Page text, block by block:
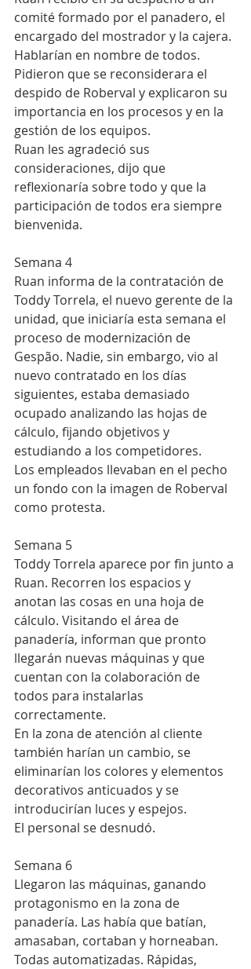
comité formado por el panadero, el
encargado del mostrador y la cajera.
Hablarían en nombre de todos.
Pidieron que se reconsiderara el
despido de Roberval y explicaron su
importancia en los procesos y en la
gestión de los equipos.
Ruan les agradeció sus
consideraciones, dijo que
reflexionaría sobre todo y que la
participación de todos era siempre
bienvenida.
Semana 4
Ruan informa de la contratación de
Toddy Torrela, el nuevo gerente de la
unidad, que iniciaría esta semana el
proceso de modernización de
Gespão. Nadie, sin embargo, vio al
nuevo contratado en los días
siguientes, estaba demasiado
ocupado analizando las hojas de
cálculo, fijando objetivos y
estudiando a los competidores.
Los empleados llevaban en el pecho
un fondo con la imagen de Roberval
como protesta.
Semana 5
Toddy Torrela aparece por fin junto a
Ruan. Recorren los espacios y
anotan las cosas en una hoja de
cálculo. Visitando el área de
panadería, informan que pronto
llegarán nuevas máquinas y que
cuentan con la colaboración de
todos para instalarlas
correctamente.
En la zona de atención al cliente
también harían un cambio, se
eliminarían los colores y elementos
decorativos anticuados y se
introducirían luces y espejos.
El personal se desnudó.
Semana 6
Llegaron las máquinas, ganando
protagonismo en la zona de
panadería. Las había que batían,
amasaban, cortaban y horneaban.
Todas automatizadas. Rápidas,